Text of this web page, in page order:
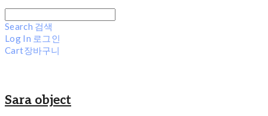
Search 검색
Log In 로그인
Cart장바구니
Sara object